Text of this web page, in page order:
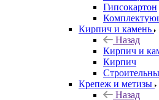
Гипсокартон
Кирпич и камень
Назад
Кирпич и
Кирпич
Крепеж и метизы
Назад